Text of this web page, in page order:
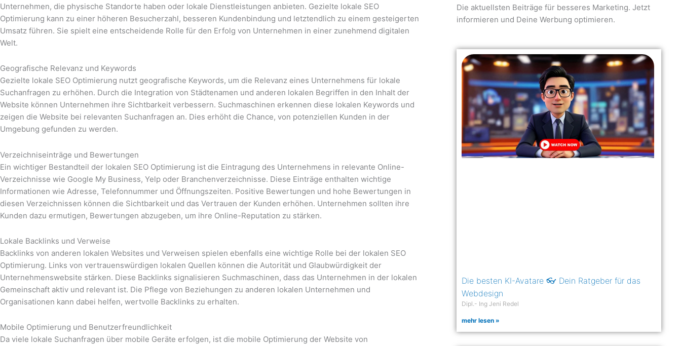
Unternehmen, die physische Standorte haben oder lokale Dienstleistungen anbieten. Gezielte lokale SEO
Optimierung kann zu einer höheren Besucherzahl, besseren Kundenbindung und letztendlich zu einem gesteigerten
Umsatz führen. Sie spielt eine entscheidende Rolle für den Erfolg von Unternehmen in einer zunehmend digitalen
Welt.
Geografische Relevanz und Keywords
Gezielte lokale SEO Optimierung nutzt geografische Keywords, um die Relevanz eines Unternehmens für lokale
Suchanfragen zu erhöhen. Durch die Integration von Städtenamen und anderen lokalen Begriffen in den Inhalt der
Website können Unternehmen ihre Sichtbarkeit verbessern. Suchmaschinen erkennen diese lokalen Keywords und
zeigen die Website bei relevanten Suchanfragen an. Dies erhöht die Chance, von potenziellen Kunden in der
Umgebung gefunden zu werden.
Verzeichniseinträge und Bewertungen
Ein wichtiger Bestandteil der lokalen SEO Optimierung ist die Eintragung des Unternehmens in relevante Online-
Verzeichnisse wie Google My Business, Yelp oder Branchenverzeichnisse. Diese Einträge enthalten wichtige
Informationen wie Adresse, Telefonnummer und Öffnungszeiten. Positive Bewertungen und hohe Bewertungen in
diesen Verzeichnissen können die Sichtbarkeit und das Vertrauen der Kunden erhöhen. Unternehmen sollten ihre
Kunden dazu ermutigen, Bewertungen abzugeben, um ihre Online-Reputation zu stärken.
Lokale Backlinks und Verweise
Backlinks von anderen lokalen Websites und Verweisen spielen ebenfalls eine wichtige Rolle bei der lokalen SEO
Optimierung. Links von vertrauenswürdigen lokalen Quellen können die Autorität und Glaubwürdigkeit der
Unternehmenswebsite stärken. Diese Backlinks signalisieren Suchmaschinen, dass das Unternehmen in der lokalen
Gemeinschaft aktiv und relevant ist. Die Pflege von Beziehungen zu anderen lokalen Unternehmen und
Organisationen kann dabei helfen, wertvolle Backlinks zu erhalten.
Mobile Optimierung und Benutzerfreundlichkeit
Da viele lokale Suchanfragen über mobile Geräte erfolgen, ist die mobile Optimierung der Website von
Die aktuellsten Beiträge für besseres Marketing. Jetzt
informieren und Deine Werbung optimieren.
Die besten KI-Avatare 👓 Dein Ratgeber für das
Webdesign
Dipl.- Ing Jeni Redel
mehr lesen »